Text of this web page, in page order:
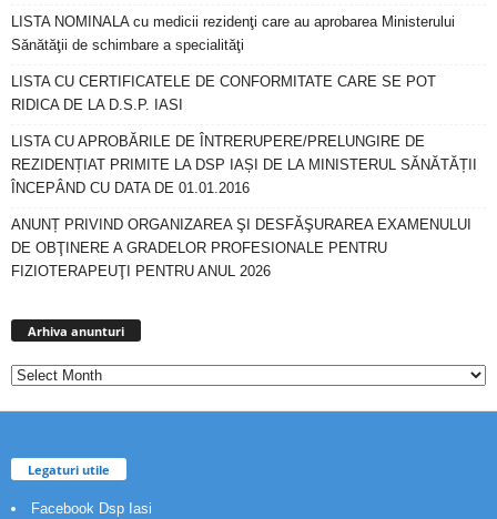
LISTA NOMINALA cu medicii rezidenţi care au aprobarea Ministerului
Sănătăţii de schimbare a specialităţi
LISTA CU CERTIFICATELE DE CONFORMITATE CARE SE POT
RIDICA DE LA D.S.P. IASI
LISTA CU APROBĂRILE DE ÎNTRERUPERE/PRELUNGIRE DE
REZIDENȚIAT PRIMITE LA DSP IAȘI DE LA MINISTERUL SĂNĂTĂȚII
ÎNCEPÂND CU DATA DE 01.01.2016
ANUNȚ PRIVIND ORGANIZAREA ŞI DESFĂŞURAREA EXAMENULUI
DE OBŢINERE A GRADELOR PROFESIONALE PENTRU
FIZIOTERAPEUŢI PENTRU ANUL 2026
Arhiva anunturi
Legaturi utile
Facebook Dsp Iasi